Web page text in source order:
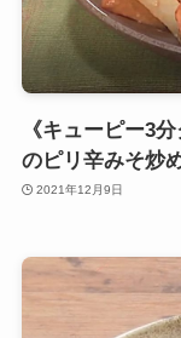
《キューピー3
のピリ辛みそ炒
2021年12月9日